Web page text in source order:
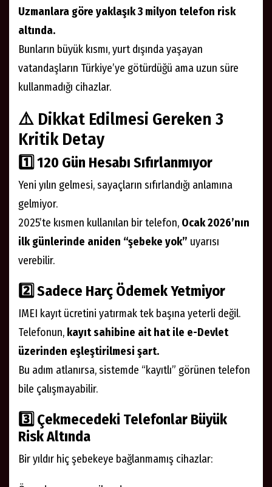
Uzmanlara göre yaklaşık 3 milyon telefon risk
altında.
Bunların büyük kısmı, yurt dışında yaşayan
vatandaşların Türkiye’ye götürdüğü ama uzun süre
kullanmadığı cihazlar.
⚠️ Dikkat Edilmesi Gereken 3
Kritik Detay
1️⃣ 120 Gün Hesabı Sıfırlanmıyor
Yeni yılın gelmesi, sayaçların sıfırlandığı anlamına
gelmiyor.
2025’te kısmen kullanılan bir telefon, Ocak 2026’nın
ilk günlerinde aniden “şebeke yok” uyarısı
verebilir.
2️⃣ Sadece Harç Ödemek Yetmiyor
IMEI kayıt ücretini yatırmak tek başına yeterli değil.
Telefonun, kayıt sahibine ait hat ile e-Devlet
üzerinden eşleştirilmesi şart.
Bu adım atlanırsa, sistemde “kayıtlı” görünen telefon
bile çalışmayabilir.
3️⃣ Çekmecedeki Telefonlar Büyük
Risk Altında
Bir yıldır hiç şebekeye bağlanmamış cihazlar: